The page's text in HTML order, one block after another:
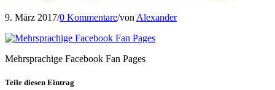
9. März 2017/0 Kommentare/von Alexander
Mehrsprachige Facebook Fan Pages
Teile diesen Eintrag